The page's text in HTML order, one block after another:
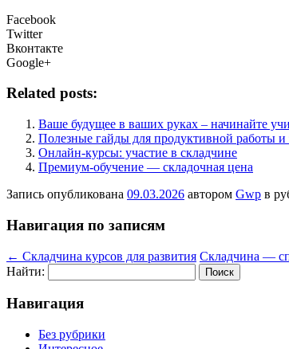
Facebook
Twitter
Вконтакте
Google+
Related posts:
Ваше будущее в ваших руках – начинайте
Полезные гайды для продуктивной работы
Онлайн-курсы: участие в складчине
Премиум-обучение — складочная цена
Запись опубликована 09.03.2026 автором Gwp в
Навигация по записям
← Складчина курсов для развития Складчина —
Найти:
Навигация
Без рубрики